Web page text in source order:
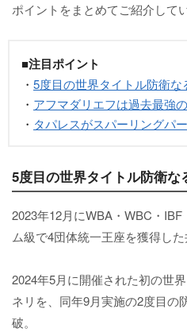
ポイントをまとめてご紹介して
■注目ポイント
・ 5度目の世界タイトル防衛な
・ アフマダリエフは過去最強
・ タパレスがスパーリングパ
5度目の世界タイトル防衛な
2023年12月にWBA・WBC・
ム級で4団体統一王座を獲得した
2024年5月に開催された初の世
ネリを、同年9月実施の2度目の
破。